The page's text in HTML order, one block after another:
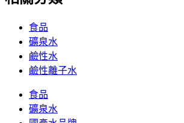
食品
礦泉水
鹼性水
鹼性離子水
食品
礦泉水